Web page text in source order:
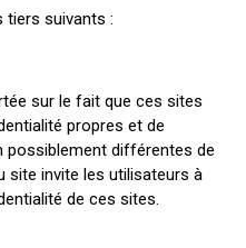
tiers suivants :
sur le fait que ces sites
propres et de
possiblement différentes de
site invite les utilisateurs à
de ces sites.